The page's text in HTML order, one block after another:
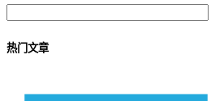
热门文章